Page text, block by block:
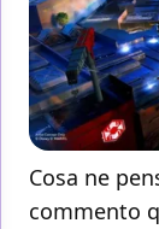
Cosa ne
commento